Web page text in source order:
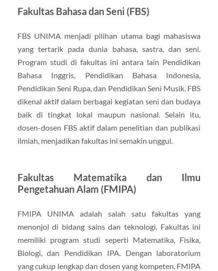
Fakultas Bahasa dan Seni (FBS)
FBS UNIMA menjadi pilihan utama bagi mahasiswa
yang tertarik pada dunia bahasa, sastra, dan seni.
Program studi di fakultas ini antara lain Pendidikan
Bahasa Inggris, Pendidikan Bahasa Indonesia,
Pendidikan Seni Rupa, dan Pendidikan Seni Musik. FBS
dikenal aktif dalam berbagai kegiatan seni dan budaya
baik di tingkat lokal maupun nasional. Selain itu,
dosen-dosen FBS aktif dalam penelitian dan publikasi
ilmiah, menjadikan fakultas ini semakin unggul.
Fakultas Matematika dan Ilmu
Pengetahuan Alam (FMIPA)
FMIPA UNIMA adalah salah satu fakultas yang
menonjol di bidang sains dan teknologi. Fakultas ini
memiliki program studi seperti Matematika, Fisika,
Biologi, dan Pendidikan IPA. Dengan laboratorium
yang cukup lengkap dan dosen yang kompeten, FMIPA